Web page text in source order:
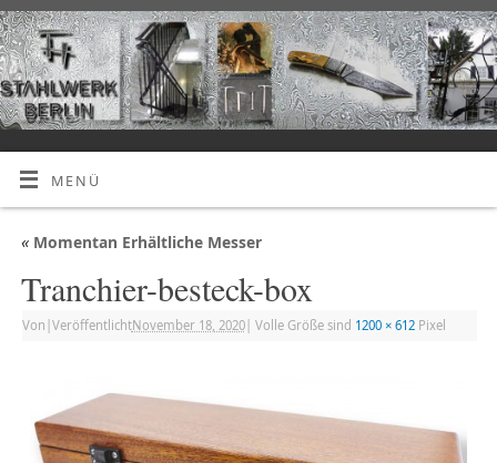
MENÜ
«Momentan Erhältliche Messer
Tranchier-besteck-box
Von |VeröffentlichtNovember 18, 2020| Volle Größe sind 1200 × 612Pixel